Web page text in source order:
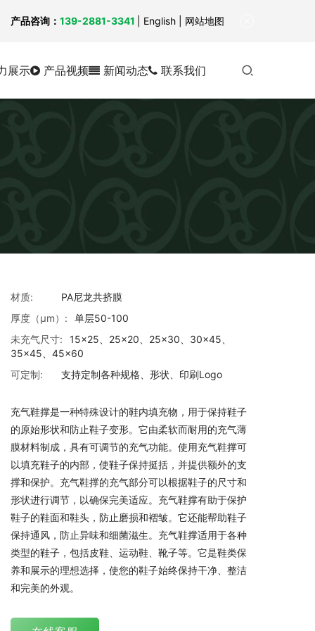
展示 产品视频 新闻动态 联系我们
材质:
PA尼龙共挤膜
厚度（μm）:
单层50-100
未充气尺寸:
15×25、25×20、25×30、30×45、
35×45、45×60
可定制:
支持定制各种规格、形状、印刷Logo
充气鞋撑是一种特殊设计的鞋内填充物，用于保持鞋子
的原始形状和防止鞋子变形。它由柔软而耐用的充气薄
膜材料制成，具有可调节的充气功能。使用充气鞋撑可
以填充鞋子的内部，使鞋子保持挺括，并提供额外的支
撑和保护。充气鞋撑的充气部分可以根据鞋子的尺寸和
形状进行调节，以确保完美适应。充气鞋撑有助于保护
鞋子的鞋面和鞋头，防止磨损和褶皱。它还能帮助鞋子
保持通风，防止异味和细菌滋生。充气鞋撑适用于各种
类型的鞋子，包括皮鞋、运动鞋、靴子等。它是鞋类保
养和展示的理想选择，使您的鞋子始终保持干净、整洁
和完美的外观。
产品咨询： 139-2881-3341 English | 网站地图